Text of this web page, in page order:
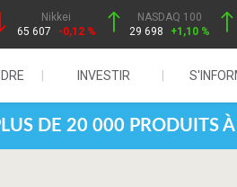
Nikkei
65 607
-0,12 %
NASDAQ 100
29 698
+1,10 %
INVESTIR
DE 20 000 PRODUITS